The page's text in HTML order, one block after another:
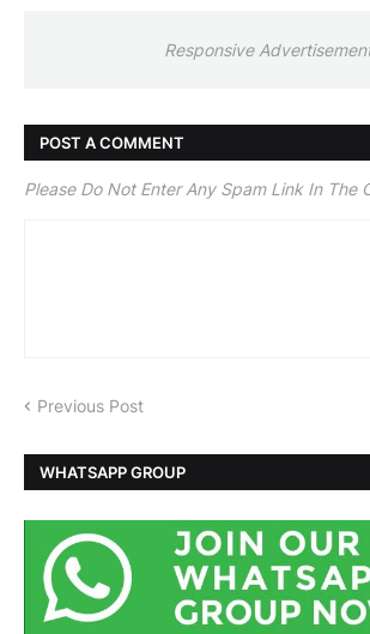
Responsive
POST A COMMENT
Please Do Not Enter Any Spam Link In The
Previous Post
WHATSAPP GROUP